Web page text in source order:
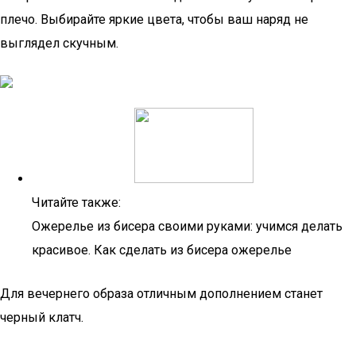
плечо. Выбирайте яркие цвета, чтобы ваш наряд не
выглядел скучным.
Читайте также:
Ожерелье из бисера своими руками: учимся делать
красивое. Как сделать из бисера ожерелье
Для вечернего образа отличным дополнением станет
черный клатч.